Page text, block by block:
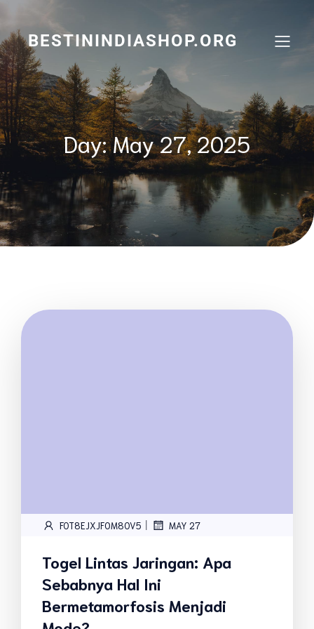
content
BESTININDIASHOP.ORG
Day:May 27, 2025
FOT8EJXJF0M8OV5 | MAY 27
Togel Lintas Jaringan: Apa
Sebabnya Hal Ini
Bermetamorfosis Menjadi